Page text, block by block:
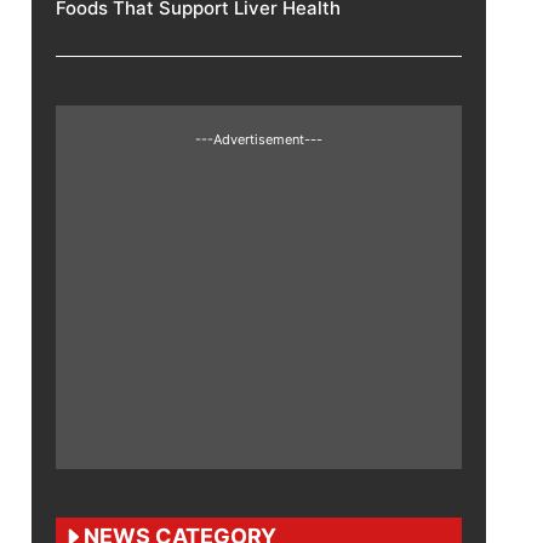
Foods That Support Liver Health
---Advertisement---
NEWS CATEGORY